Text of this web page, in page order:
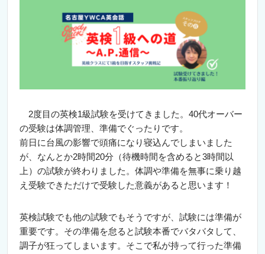
2度目の英検1級試験を受けてきました。40代オーバー
の受験は体調管理、準備でぐったりです。
前日に台風の影響で頭痛になり寝込んでしまいました
が、なんとか2時間20分（待機時間を含めると3時間以
上）の試験が終わりました。体調や準備を無事に乗り越
え受験できただけで受験した意義があると思います！
英検試験でも他の試験でもそうですが、試験には準備が
重要です。その準備を怠ると試験本番でバタバタして、
調子が狂ってしまいます。そこで私が持って行った準備